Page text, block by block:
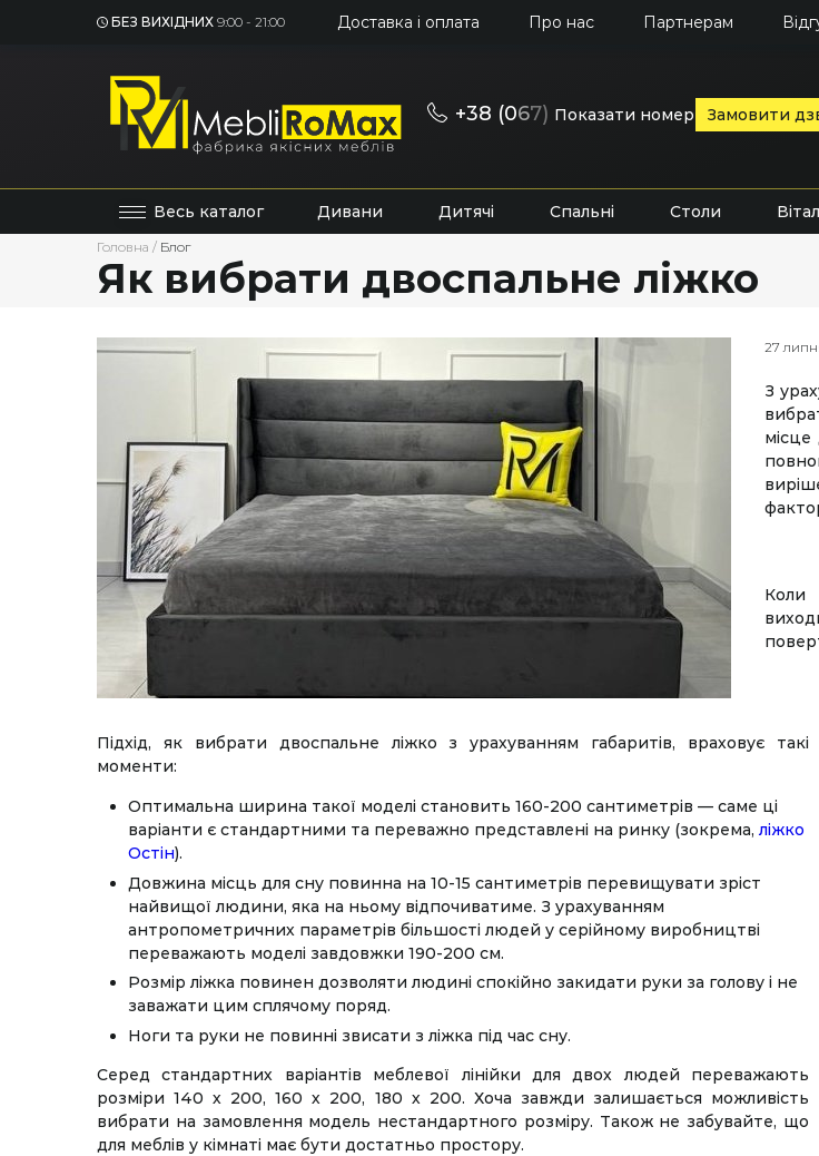
БЕЗ ВИХІДНИХ 9:00 - 21:00 Доставка і оплата Про нас Партнерам
+38 (067) Показати номер Замовити
Весь каталог Дивани Дитячі Спальні Столи
Головна / Блог
Як вибрати двоспальне ліжко
27
З
Коли
Підхід, як вибрати двоспальне ліжко з урахуванням габаритів, враховує такі
моменти:
Оптимальна ширина такої моделі становить 160-200 сантиметрів — саме ці
варіанти є стандартними та переважно представлені на ринку (зокрема, ліжко
Остін).
Довжина місць для сну повинна на 10-15 сантиметрів перевищувати зріст
найвищої людини, яка на ньому відпочиватиме. З урахуванням
антропометричних параметрів більшості людей у ​​серійному виробництві
переважають моделі завдовжки 190-200 см.
Розмір ліжка повинен дозволяти людині спокійно закидати руки за голову і не
заважати цим сплячому поряд.
Ноги та руки не повинні звисати з ліжка під час сну.
Серед стандартних варіантів меблевої лінійки для двох людей переважають
розміри 140 х 200, 160 х 200, 180 х 200. Хоча завжди залишається можливість
вибрати на замовлення модель нестандартного розміру. Також не забувайте, що
для меблів у кімнаті має бути достатньо простору.